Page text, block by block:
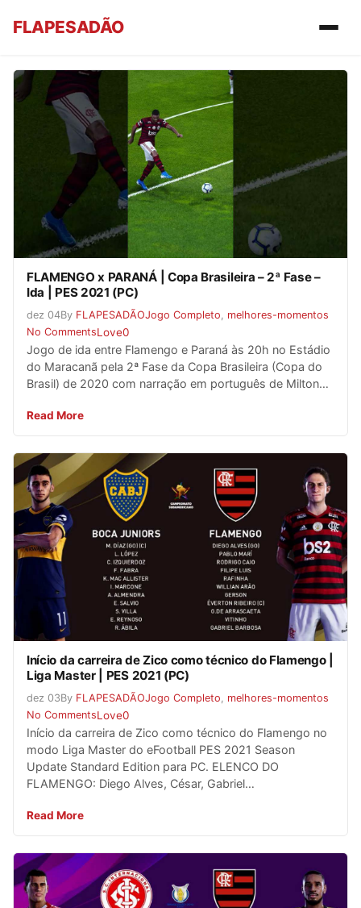
FLAPESADÃO
FLAMENGO x PARANÁ | Copa Brasileira – 2ª Fase –
Ida | PES 2021 (PC)
dez 04By FLAPESADÃOJogo Completo
melhores-momentos
No CommentsLove0
Jogo de ida entre Flamengo e Paraná às 20h no Estádio
do Maracanã pela 2ª Fase da Copa Brasileira (Copa do
Brasil) de 2020 com narração em português de Milton…
Read More
Início da carreira de Zico como técnico do Flamengo |
Liga Master | PES 2021 (PC)
dez 03By FLAPESADÃOJogo Completo
melhores-momentos
No CommentsLove0
Início da carreira de Zico como técnico do Flamengo no
modo Liga Master do eFootball PES 2021 Season
Update Standard Edition para PC. ELENCO DO
FLAMENGO: Diego Alves, César, Gabriel…
Read More